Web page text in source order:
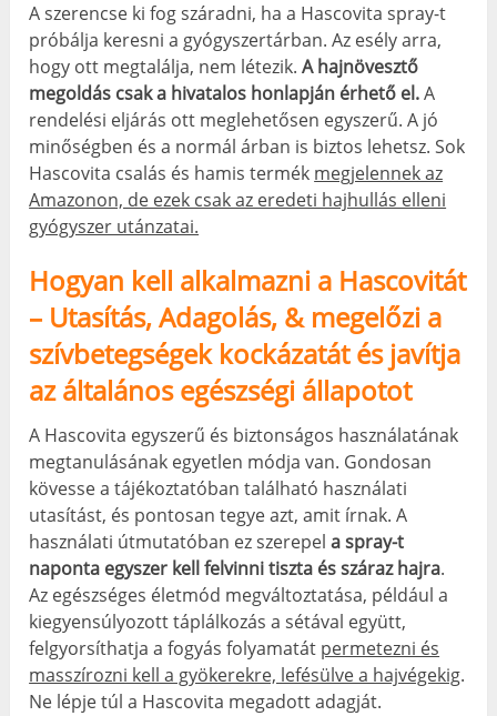
A szerencse ki fog száradni, ha a Hascovita spray-t
próbálja keresni a gyógyszertárban. Az esély arra,
hogy ott megtalálja, nem létezik.A hajnövesztő
megoldás csak a hivatalos honlapján érhető el.A
rendelési eljárás ott meglehetősen egyszerű. A jó
minőségben és a normál árban is biztos lehetsz. Sok
Hascovita csalás és hamis termék megjelennek az
Amazonon, de ezek csak az eredeti hajhullás elleni
gyógyszer utánzatai.
Hogyan kell alkalmazni a Hascovitát
– Utasítás, Adagolás, & megelőzi a
szívbetegségek kockázatát és javítja
az általános egészségi állapotot
A Hascovita egyszerű és biztonságos használatának
megtanulásának egyetlen módja van. Gondosan
kövesse a tájékoztatóban található használati
utasítást, és pontosan tegye azt, amit írnak. A
használati útmutatóban ez szerepela spray-t
naponta egyszer kell felvinni tiszta és száraz hajra.
Az egészséges életmód megváltoztatása, például a
kiegyensúlyozott táplálkozás a sétával együtt,
felgyorsíthatja a fogyás folyamatát permetezni és
masszírozni kell a gyökerekre, lefésülve a hajvégekig.
Ne lépje túl a Hascovita megadott adagját.